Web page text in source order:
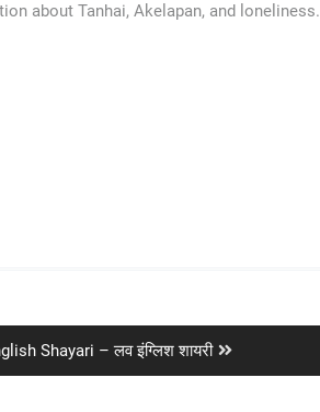
about Tanhai, Akelapan, and loneliness.
Shayari – लव इंग्लिश शायरी